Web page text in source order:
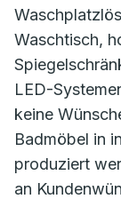
Waschtisch,
LED-
keine
Badmöbel in
produziert
an